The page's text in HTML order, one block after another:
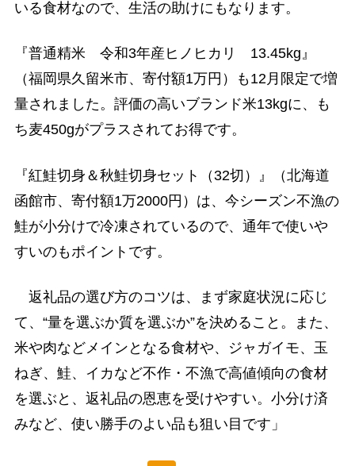
いる食材なので、生活の助けにもなります。
『普通精米 令和3年産ヒノヒカリ 13.45kg』
（福岡県久留米市、寄付額1万円）も12月限定で増
量されました。評価の高いブランド米13kgに、も
ち麦450gがプラスされてお得です。
『紅鮭切身＆秋鮭切身セット（32切）』（北海道
函館市、寄付額1万2000円）は、今シーズン不漁の
鮭が小分けで冷凍されているので、通年で使いや
すいのもポイントです。
返礼品の選び方のコツは、まず家庭状況に応じ
て、“量を選ぶか質を選ぶか”を決めること。また、
米や肉などメインとなる食材や、ジャガイモ、玉
ねぎ、鮭、イカなど不作・不漁で高値傾向の食材
を選ぶと、返礼品の恩恵を受けやすい。小分け済
みなど、使い勝手のよい品も狙い目です」